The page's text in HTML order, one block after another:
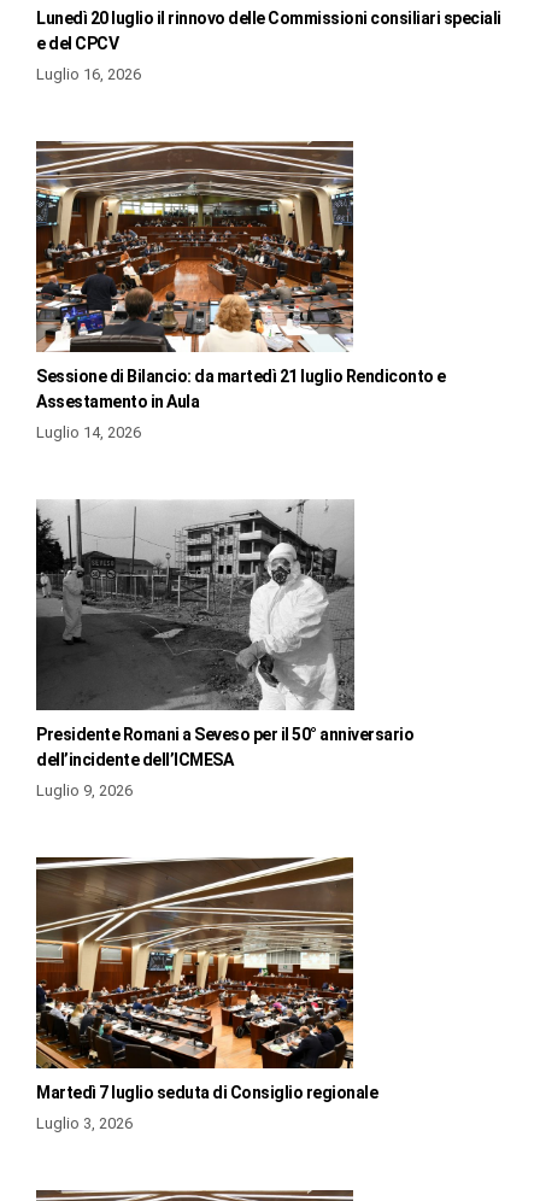
Lunedì 20 luglio il rinnovo delle Commissioni consiliari speciali
e del CPCV
Luglio 16, 2026
Sessione di Bilancio: da martedì 21 luglio Rendiconto e
Assestamento in Aula
Luglio 14, 2026
Presidente Romani a Seveso per il 50° anniversario
dell’incidente dell’ICMESA
Luglio 9, 2026
Martedì 7 luglio seduta di Consiglio regionale
Luglio 3, 2026